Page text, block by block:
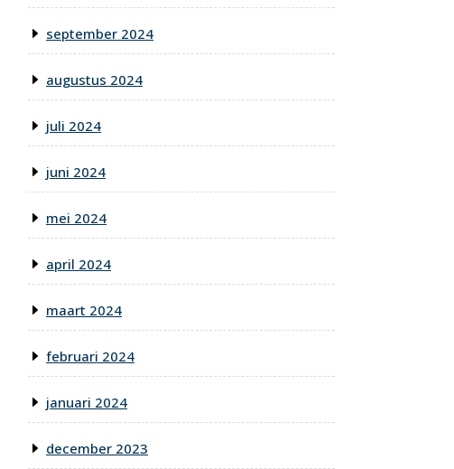
september 2024
augustus 2024
juli 2024
juni 2024
mei 2024
april 2024
maart 2024
februari 2024
januari 2024
december 2023